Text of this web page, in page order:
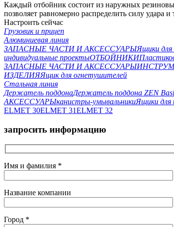
Каждый отбойник состоит из наружных
позволяет равномерно распределить силу удара
Настроить сейчас
Грузовик и прицеп
Алюминиевая линия
ЗАПАСНЫЕ ЧАСТИ И АКСЕССУАРЫЯщики
индивидуальные проектыОТБОЙНИКИ
ЗАПАСНЫЕ ЧАСТИ И АКСЕССУАРЫ
ИЗДЕЛИЯЯщик для огнетушителей
Стальная линия
Держатель поддонаДержатель поддона ZEN
АКСЕССУАРЫканистры-умывальникиЯщики для
ELMET 30ELMET 31ELMET 32
запросить информацию
Имя и фамилия *
Название компании
Город *